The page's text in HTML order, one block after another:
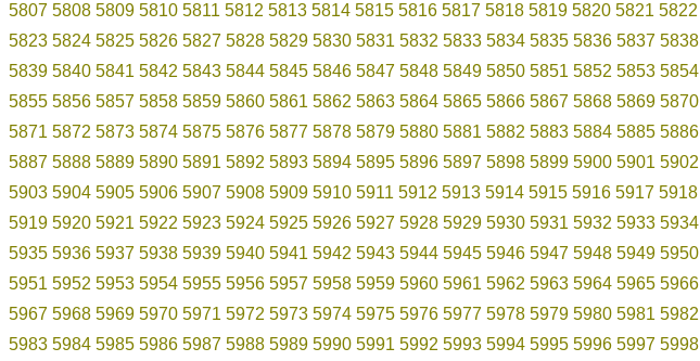
5807 5808 5809 5810 5811 5812 5813 5814 5815 5816 5817 5818 5819 5820 5821 5822
5823 5824 5825 5826 5827 5828 5829 5830 5831 5832 5833 5834 5835 5836 5837 5838
5839 5840 5841 5842 5843 5844 5845 5846 5847 5848 5849 5850 5851 5852 5853 5854
5855 5856 5857 5858 5859 5860 5861 5862 5863 5864 5865 5866 5867 5868 5869 5870
5871 5872 5873 5874 5875 5876 5877 5878 5879 5880 5881 5882 5883 5884 5885 5886
5887 5888 5889 5890 5891 5892 5893 5894 5895 5896 5897 5898 5899 5900 5901 5902
5903 5904 5905 5906 5907 5908 5909 5910 5911 5912 5913 5914 5915 5916 5917 5918
5919 5920 5921 5922 5923 5924 5925 5926 5927 5928 5929 5930 5931 5932 5933 5934
5935 5936 5937 5938 5939 5940 5941 5942 5943 5944 5945 5946 5947 5948 5949 5950
5951 5952 5953 5954 5955 5956 5957 5958 5959 5960 5961 5962 5963 5964 5965 5966
5967 5968 5969 5970 5971 5972 5973 5974 5975 5976 5977 5978 5979 5980 5981 5982
5983 5984 5985 5986 5987 5988 5989 5990 5991 5992 5993 5994 5995 5996 5997 5998